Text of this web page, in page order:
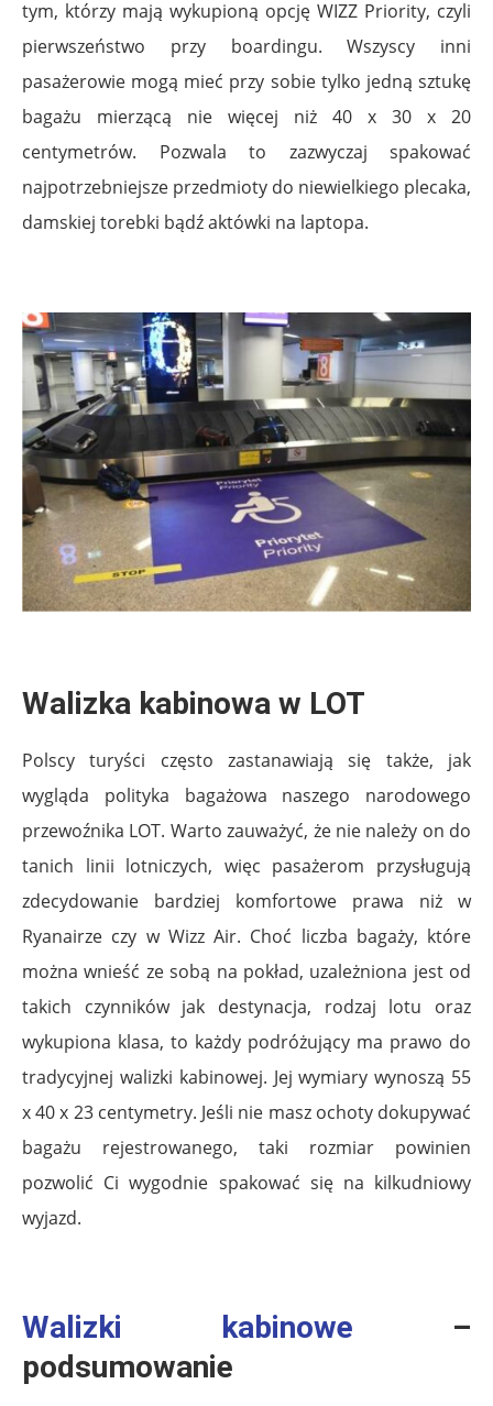
tym, którzy mają wykupioną opcję WIZZ Priority, czyli
pierwszeństwo przy boardingu. Wszyscy inni
pasażerowie mogą mieć przy sobie tylko jedną sztukę
bagażu mierzącą nie więcej niż 40 x 30 x 20
centymetrów. Pozwala to zazwyczaj spakować
najpotrzebniejsze przedmioty do niewielkiego plecaka,
damskiej torebki bądź aktówki na laptopa.
Walizka kabinowa w LOT
Polscy turyści często zastanawiają się także, jak
wygląda polityka bagażowa naszego narodowego
przewoźnika LOT. Warto zauważyć, że nie należy on do
tanich linii lotniczych, więc pasażerom przysługują
zdecydowanie bardziej komfortowe prawa niż w
Ryanairze czy w Wizz Air. Choć liczba bagaży, które
można wnieść ze sobą na pokład, uzależniona jest od
takich czynników jak destynacja, rodzaj lotu oraz
wykupiona klasa, to każdy podróżujący ma prawo do
tradycyjnej walizki kabinowej. Jej wymiary wynoszą 55
x 40 x 23 centymetry. Jeśli nie masz ochoty dokupywać
bagażu rejestrowanego, taki rozmiar powinien
pozwolić Ci wygodnie spakować się na kilkudniowy
wyjazd.
Walizki kabinowe –
podsumowanie